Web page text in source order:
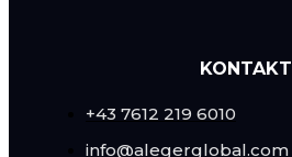
KONTAKT
+43 7612 219 6010
info@alegerglobal.com